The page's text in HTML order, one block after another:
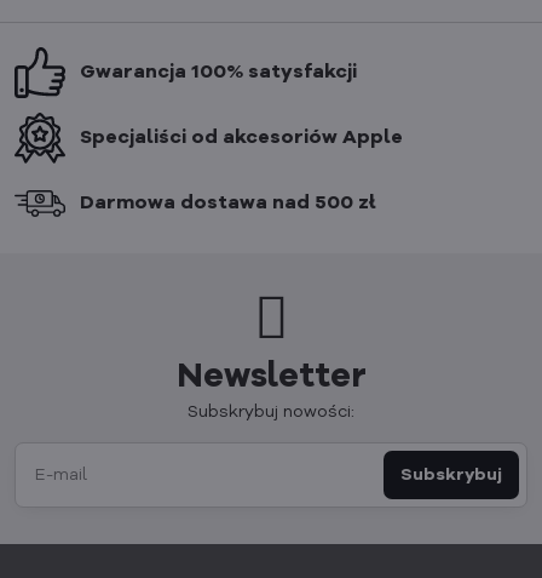
Gwarancja 100% satysfakcji
Specjaliści od akcesoriów Apple
Darmowa dostawa nad 500 zł
Newsletter
Subskrybuj nowości:
Subskrybuj